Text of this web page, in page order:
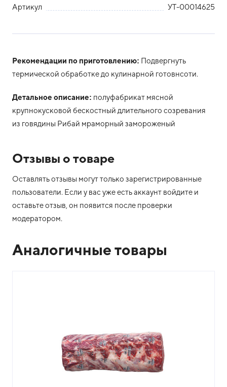
Артикул
УТ-00014625
Рекомендации по приготовлению: Подвергнуть
термической обработке до кулинарной готовнсоти.
Детальное описание: полуфабрикат мясной
крупнокусковой бескостный длительного созревания
из говядины Рибай мраморный замороженый
Отзывы о товаре
Оставлять отзывы могут только зарегистрированные
пользователи. Если у вас уже есть аккаунт войдите и
оставьте отзыв, он появится после проверки
модератором.
Аналогичные товары